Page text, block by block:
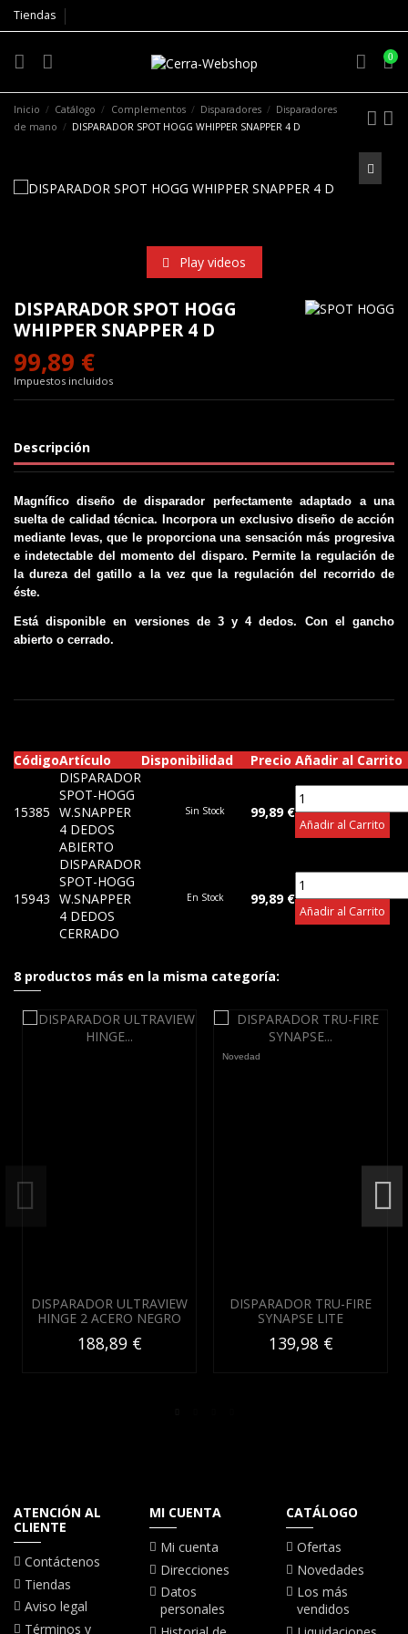
Tiendas
0
Inicio Catálogo Complementos Disparadores
Disparadores
de mano
DISPARADOR SPOT HOGG WHIPPER SNAPPER 4 D
Play videos
DISPARADOR SPOT HOGG
WHIPPER SNAPPER 4 D
99,89 €
Impuestos incluidos
Descripción
Magnífico diseño de disparador perfectamente adaptado a una
suelta de calidad técnica. Incorpora un exclusivo diseño de acción
mediante levas, que le proporciona una sensación más progresiva
e indetectable del momento del disparo. Permite la regulación de
la dureza del gatillo a la vez que la regulación del recorrido de
éste.
Está disponible en versiones de 3 y 4 dedos. Con el gancho
abierto o cerrado.
CódigoArtículo Disponibilidad Precio Añadir al Carrito
15385
DISPARADOR
SPOT-HOGG
W.SNAPPER
4 DEDOS
ABIERTO
Sin Stock 99,89 €
Añadir al Carrito
15943
DISPARADOR
SPOT-HOGG
W.SNAPPER
4 DEDOS
CERRADO
En Stock 99,89 €
Añadir al Carrito
8 productos más en la misma categoría:
DISPARADOR ULTRAVIEW
HINGE 2 ACERO NEGRO
188,89 €
Novedad
DISPARADOR TRU-FIRE
SYNAPSE LITE
139,98 €
ATENCIÓN AL
CLIENTE
Contáctenos
Tiendas
Aviso legal
Términos y
MI CUENTA
Mi cuenta
Direcciones
Datos
personales
CATÁLOGO
Ofertas
Novedades
Los más
vendidos